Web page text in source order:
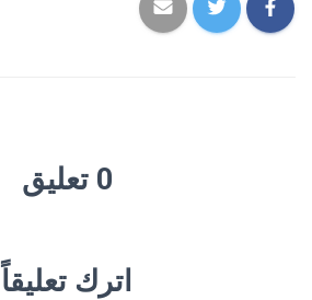
0 تعليق
اترك تعليقاً